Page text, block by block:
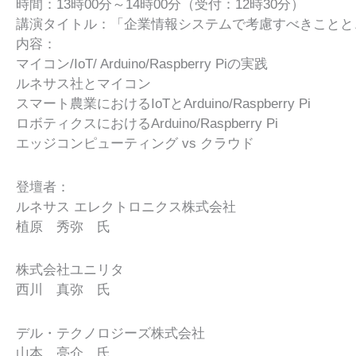
時間：13時00分～14時00分（受付：12時30分）
講演タイトル：「企業情報システムで考慮すべきことと
内容：
マイコン/IoT/ Arduino/Raspberry Piの実践
​ルネサス社とマイコン​
スマート農業におけるIoTとArduino/Raspberry Pi​
ロボティクスにおけるArduino/Raspberry Pi​
エッジコンピューティング vs クラウド​
登壇者：
​ルネサス エレクトロニクス株式会社
植原 秀弥​ 氏
​株式会社ユニリタ
西川 真弥​ 氏​
デル・テクノロジーズ株式会社